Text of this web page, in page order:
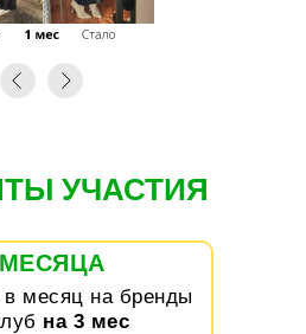
УЧАСТИЯ
в месяц на бренды
на 3 мес